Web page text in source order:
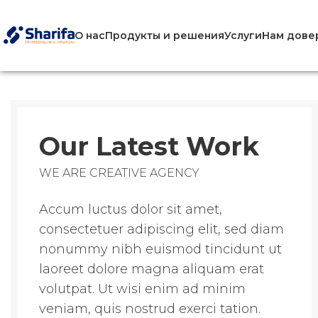
О насПродукты и решенияУслугиНам
Our Latest Work
WE ARE CREATIVE AGENCY
Accum luctus dolor sit amet,
consectetuer adipiscing elit, sed diam
nonummy nibh euismod tincidunt ut
laoreet dolore magna aliquam erat
volutpat. Ut wisi enim ad minim
veniam, quis nostrud exerci tation.